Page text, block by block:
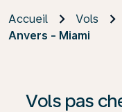
Accueil Vols
Anvers - Miami
Vols pas
Si aucun résultat